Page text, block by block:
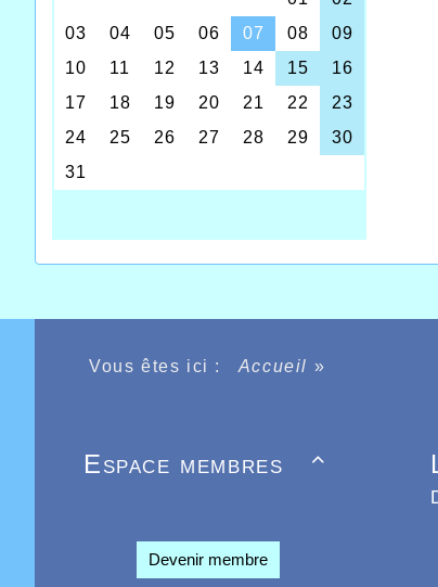
Vous êtes ici : Accueil »

Espace membres
Devenir membre